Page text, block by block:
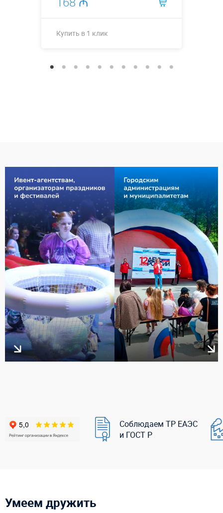
Купить в 1 клик
Соблюдаем ТР ЕАЭС
и ГОСТ Р
Умеем дружить